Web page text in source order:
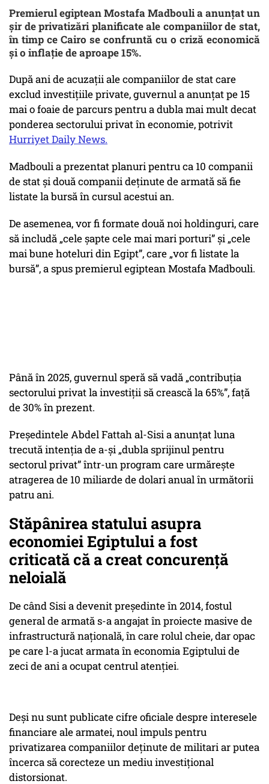
Premierul egiptean Mostafa Madbouli a anunțat un
șir de privatizări planificate ale companiilor de stat,
în timp ce Cairo se confruntă cu o criză economică
și o inflație de aproape 15%.
După ani de acuzații ale companiilor de stat care
exclud investițiile private, guvernul a anunțat pe 15
mai o foaie de parcurs pentru a dubla mai mult decat
ponderea sectorului privat în economie, potrivit
Hurriyet Daily News.
Madbouli a prezentat planuri pentru ca 10 companii
de stat și două companii deținute de armată să fie
listate la bursă în cursul acestui an.
De asemenea, vor fi formate două noi holdinguri, care
să includă „cele șapte cele mai mari porturi” și „cele
mai bune hoteluri din Egipt”, care „vor fi listate la
bursă”, a spus premierul egiptean Mostafa Madbouli.
Până în 2025, guvernul speră să vadă „contribuția
sectorului privat la investiții să crească la 65%”, față
de 30% în prezent.
Președintele Abdel Fattah al-Sisi a anunțat luna
trecută intenția de a-și „dubla sprijinul pentru
sectorul privat” într-un program care urmărește
atragerea de 10 miliarde de dolari anual în următorii
patru ani.
Stăpânirea statului asupra
economiei Egiptului a fost
criticată că a creat concurență
neloială
De când Sisi a devenit președinte în 2014, fostul
general de armată s-a angajat în proiecte masive de
infrastructură națională, în care rolul cheie, dar opac
pe care l-a jucat armata în economia Egiptului de
zeci de ani a ocupat centrul atenției.
Deși nu sunt publicate cifre oficiale despre interesele
financiare ale armatei, noul impuls pentru
privatizarea companiilor deținute de militari ar putea
încerca să corecteze un mediu investițional
distorsionat.